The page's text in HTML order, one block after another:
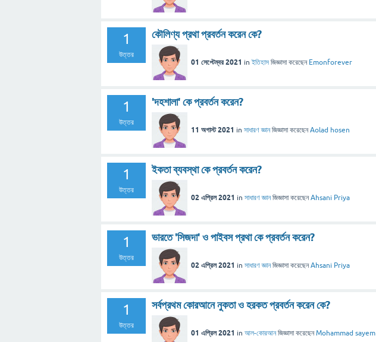
1
উত্তর
কৌলিণ্য প্রথা প্রবর্তন করেন কে?
01 সেপ্টেম্বর 2021 in ইতিহাস জিজ্ঞাসা করেছেন Emonforever
1
উত্তর
'দহশালা' কে প্রবর্তন করেন?
11 অগাস্ট 2021 in সাধারণ জ্ঞান জিজ্ঞাসা করেছেনAolad hosen
1
উত্তর
ইকতা ব্যবস্থা কে প্রবর্তন করেন?
02 এপ্রিল 2021 in সাধারণ জ্ঞান জিজ্ঞাসা করেছেনAhsani Priya
1
উত্তর
ভারতে 'সিজদা' ও পাইবস প্রথা কে প্রবর্তন করেন?
02 এপ্রিল 2021 in সাধারণ জ্ঞান জিজ্ঞাসা করেছেনAhsani Priya
1
উত্তর
সর্বপ্রথম কোরআনে নুকতা ও হরকত প্রবর্তন করেন কে?
01 এপ্রিল 2021 in আল-কোরআন জিজ্ঞাসা করেছেনMohammad sayem